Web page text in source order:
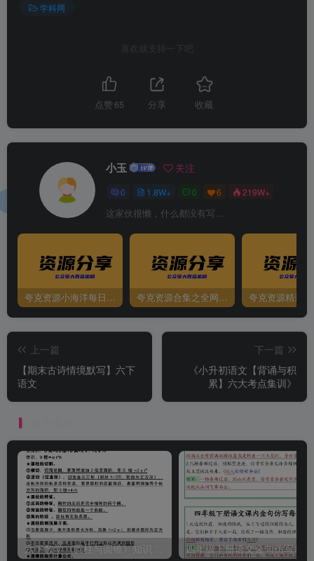
学科网
喜欢就支持一下吧
点赞 65 分享 收藏
小玉 关注
0 1.8W+ 0 6 219W+
这家伙很懒，什么都没有写...
夸克资源小海洋每日更新资源大汇总（持续更新） 夸克资源合集之全网影视 夸克资源精选
上一篇
【期末古诗情境默写】六下
语文
下一篇
《小升初语文【背诵与积
累】六大考点集训》
六下数学《圆柱与圆锥》知识点归纳